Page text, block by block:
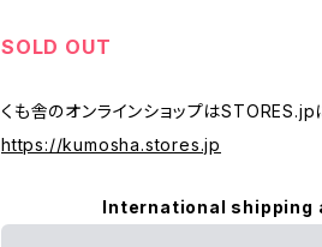
SOLD OUT
くも舎のオンラインショップはSTORES.jp
https://kumosha.stores.jp
International shipping